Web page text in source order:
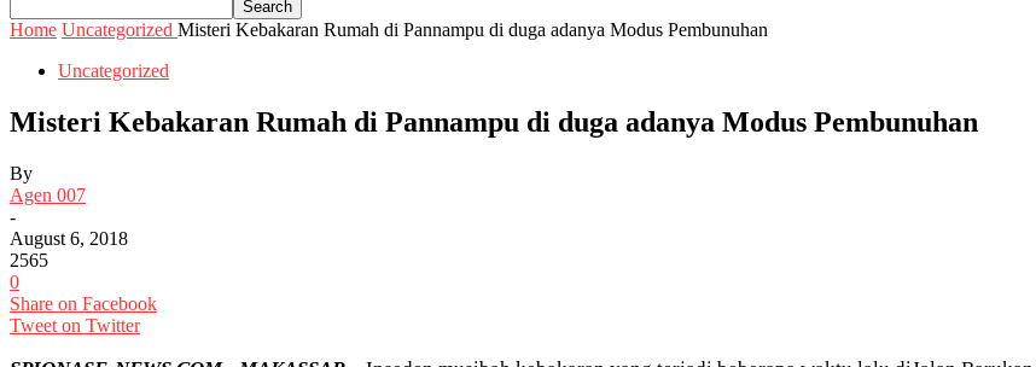
Home Uncategorized Misteri Kebakaran Rumah di Pannampu di duga adanya Modus Pembunuhan
Uncategorized
Misteri Kebakaran Rumah di Pannampu di duga adanya Modus Pembunuhan
By
Agen 007
-
August 6, 2018
2565
0
Share on Facebook
Tweet on Twitter